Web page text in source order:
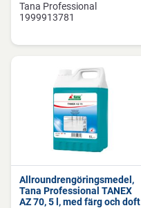
Tana Professional
1999913781
Allroundrengöringsmedel,
Tana Professional TANEX
AZ 70, 5 l, med färg och doft